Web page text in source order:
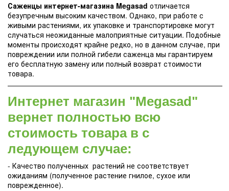
Саженцы интернет-магазина Megasad отличается
безупречным высоким качеством. Однако, при работе с
живыми растениями, их упаковке и транспортировке могут
случаться неожиданные малоприятные ситуации. Подобные
моменты происходят крайне редко, но в данном случае, при
повреждении или полной гибели саженца мы гарантируем
его бесплатную замену или полный возврат стоимости
товара.
Интернет магазин "Megasad"
вернет полностью всю
стоимость товара в с
ледующем случае:
- Качество полученных растений не соответствует
ожиданиям (полученное растение гнилое, сухое или
поврежденное).